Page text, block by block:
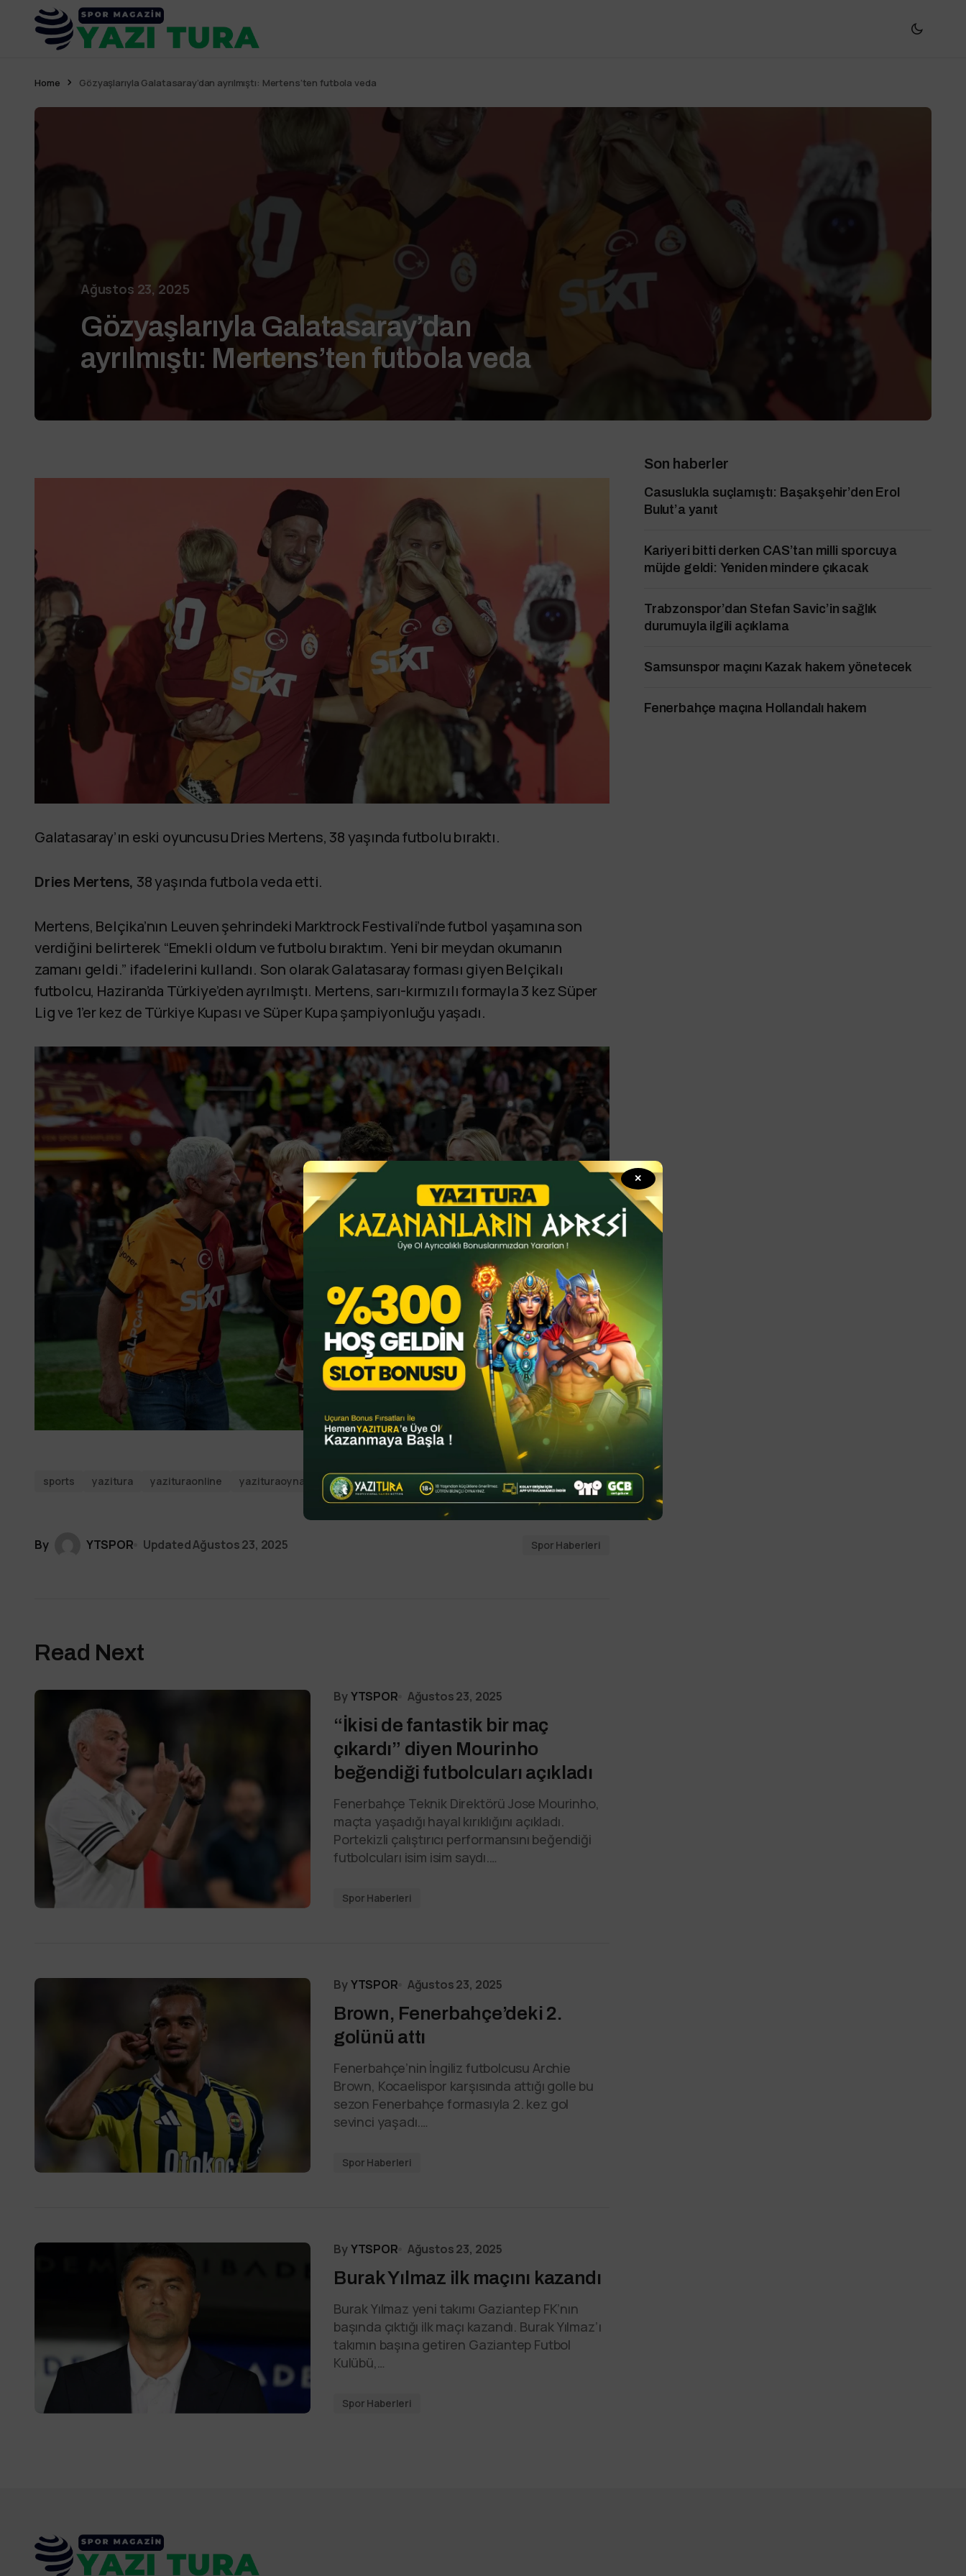
✕
Home Gözyaşlarıyla Galatasaray’dan ayrılmıştı: Mertens’ten futbola veda
Ağustos 23, 2025
Gözyaşlarıyla Galatasaray’dan
ayrılmıştı: Mertens’ten futbola veda
Galatasaray’ın eski oyuncusu Dries Mertens, 38 yaşında futbolu bıraktı.
Dries Mertens, 38 yaşında futbola veda etti.
Mertens, Belçika’nın Leuven şehrindeki Marktrock Festivali’nde futbol yaşamına son
verdiğini belirterek “Emekli oldum ve futbolu bıraktım. Yeni bir meydan okumanın
zamanı geldi.” ifadelerini kullandı. Son olarak Galatasaray forması giyen Belçikalı
futbolcu, Haziran’da Türkiye’den ayrılmıştı. Mertens, sarı-kırmızılı formayla 3 kez Süper
Lig ve 1’er kez de Türkiye Kupası ve Süper Kupa şampiyonluğu yaşadı.
sports yazitura yazituraonline yazituraoyna yazituraspor
By YTSPOR UpdatedAğustos 23, 2025 Spor Haberleri
Read Next
ByYTSPOR Ağustos 23, 2025
“İkisi de fantastik bir maç
çıkardı” diyen Mourinho
beğendiği futbolcuları açıkladı
Fenerbahçe Teknik Direktörü Jose Mourinho,
maçta yaşadığı hayal kırıklığını açıkladı.
Portekizli çalıştırıcı performansını beğendiği
futbolcuları isim isim saydı.…
Spor Haberleri
ByYTSPOR Ağustos 23, 2025
Brown, Fenerbahçe’deki 2.
golünü attı
Fenerbahçe’nin İngiliz futbolcusu Archie
Brown, Kocaelispor karşısında attığı golle bu
sezon Fenerbahçe formasıyla 2. kez gol
sevinci yaşadı.…
Spor Haberleri
ByYTSPOR Ağustos 23, 2025
Burak Yılmaz ilk maçını kazandı
Burak Yılmaz yeni takımı Gaziantep FK’nın
başında çıktığı ilk maçı kazandı. Burak Yılmaz’ı
takımın başına getiren Gaziantep Futbol
Kulübü,…
Spor Haberleri
Son haberler
Casuslukla suçlamıştı: Başakşehir’den Erol
Bulut’a yanıt
Kariyeri bitti derken CAS’tan milli sporcuya
müjde geldi: Yeniden mindere çıkacak
Trabzonspor’dan Stefan Savic’in sağlık
durumuyla ilgili açıklama
Samsunspor maçını Kazak hakem yönetecek
Fenerbahçe maçına Hollandalı hakem